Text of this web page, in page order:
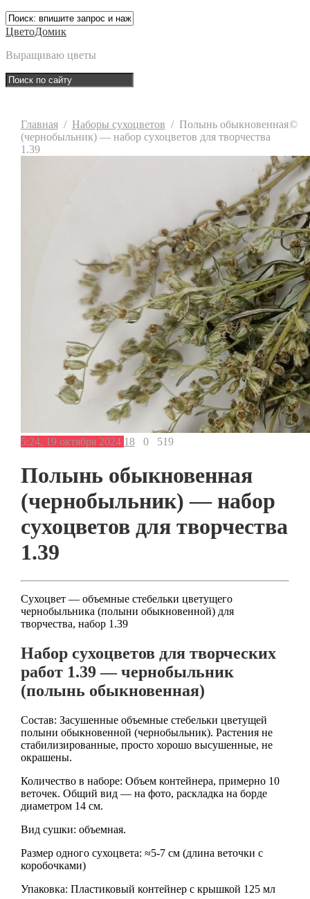
ЦветоДомик
Выращиваю цветы
Главная/ Наборы сухоцветов / Полынь обыкновенная
(чернобыльник) — набор сухоцветов для творчества
1.39
5:24, 19 октября 2024 18 0 519
Полынь обыкновенная
(чернобыльник) — набор
сухоцветов для творчества
1.39
Сухоцвет — объемные стебельки цветущего
чернобыльника (полыни обыкновенной) для
творчества, набор 1.39
Набор сухоцветов для творческих
работ 1.39 — чернобыльник
(полынь обыкновенная)
Состав: Засушенные объемные стебельки цветущей
полыни обыкновенной (чернобыльник). Растения не
стабилизированные, просто хорошо высушенные, не
окрашены.
Количество в наборе: Объем контейнера, примерно 10
веточек. Общий вид — на фото, раскладка на борде
диаметром 14 см.
Вид сушки: объемная.
Размер одного сухоцвета: ≈5-7 см (длина веточки с
коробочками)
Упаковка: Пластиковый контейнер с крышкой 125 мл
©